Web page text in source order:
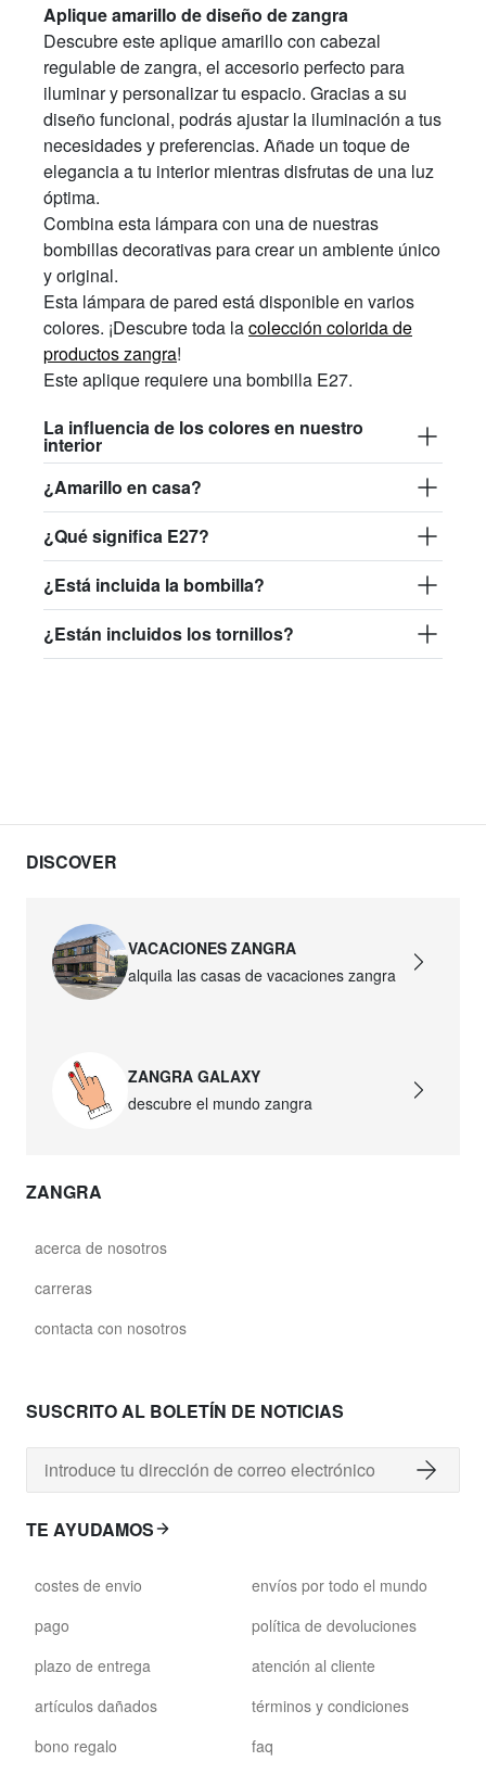
Apliqueamarillo de diseño de zangra
Descubre este aplique amarillo con cabezal
regulable de zangra, el accesorio perfecto para
iluminar y personalizar tu espacio. Gracias a su
diseño funcional, podrás ajustar la iluminación a tus
necesidades y preferencias. Añade un toque de
elegancia a tu interior mientras disfrutas de una luz
óptima.
Combina esta lámpara con una de nuestras
bombillas decorativas para crear un ambiente único
y original.
Esta lámpara de pared está disponible en varios
colores. ¡Descubre toda lacolección colorida de
productos zangra!
Esteaplique requiere una bombilla E27.
La influencia de los colores en nuestro
interior
¿Amarillo en casa?
¿Qué significa E27?
¿Está incluida la bombilla?
¿Están incluidos los tornillos?
DISCOVER
VACACIONES ZANGRA
alquila las casas de vacaciones zangra
ZANGRA GALAXY
descubre el mundo zangra
ZANGRA
acerca de nosotros
carreras
contacta con nosotros
SUSCRITO AL BOLETÍN DE NOTICIAS
TE AYUDAMOS
costes de envio
pago
plazo de entrega
artículos dañados
bono regalo
envíos por todo el mundo
política de devoluciones
atención al cliente
términos y condiciones
faq